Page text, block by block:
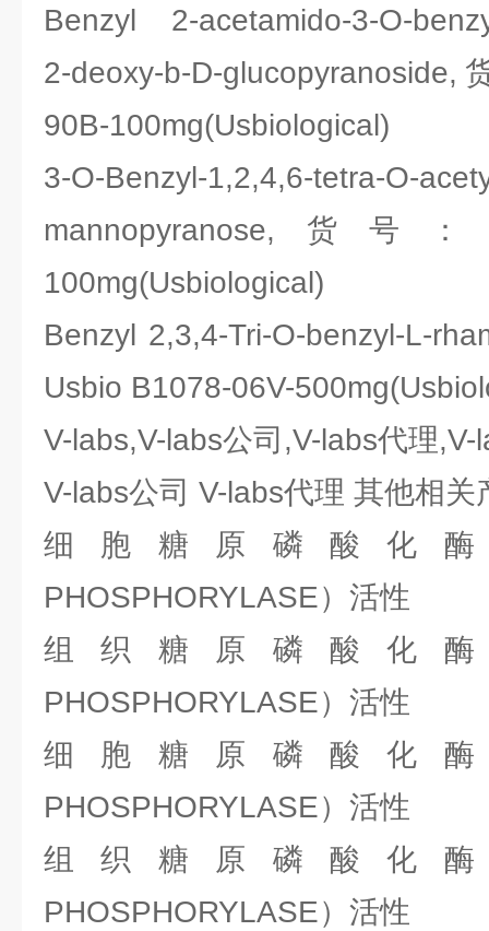
Benzyl 2-acetamido-3-O-
2-deoxy-b-D-
90B-100mg(Usbiological)
3-O-Benzyl-1,2,4,6-tetra-O-
mannopyranose,货号：
100mg(Usbiological)
Benzyl 2,3,4-Tri-O-benzyl-L-
Usbio B1078-06V-
V-labs,V-labs公司,V-labs代理,V-
V-labs公司 V-labs代理 其他相关
细胞糖原磷酸化酶a
PHOSPHORYLASE）活性
组织糖原磷酸化酶a
PHOSPHORYLASE）活性
细胞糖原磷酸化酶b
PHOSPHORYLASE）活性
组织糖原磷酸化酶b
PHOSPHORYLASE）活性